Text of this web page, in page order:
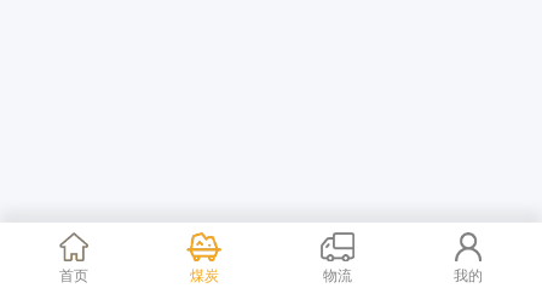
首页 煤炭 物流 我的